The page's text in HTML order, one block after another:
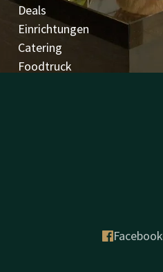
Deals
Einrichtungen
Catering
Foodtruck
Facebook